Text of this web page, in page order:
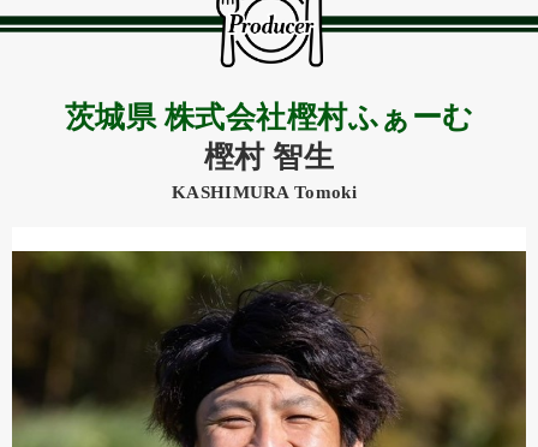
茨城県 株式会社樫村ふぁーむ
樫村 智生
KASHIMURA Tomoki